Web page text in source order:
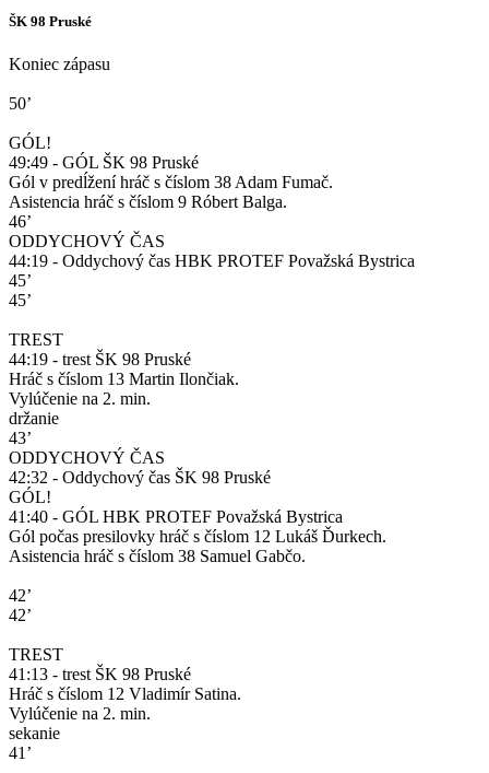
ŠK 98 Pruské
Koniec zápasu
50’
GÓL!
49:49 - GÓL ŠK 98 Pruské
Gól v predĺžení hráč s číslom 38 Adam Fumač.
Asistencia hráč s číslom 9 Róbert Balga.
46’
ODDYCHOVÝ ČAS
44:19 - Oddychový čas HBK PROTEF Považská Bystrica
45’
45’
TREST
44:19 - trest ŠK 98 Pruské
Hráč s číslom 13 Martin Ilončiak.
Vylúčenie na 2. min.
držanie
43’
ODDYCHOVÝ ČAS
42:32 - Oddychový čas ŠK 98 Pruské
GÓL!
41:40 - GÓL HBK PROTEF Považská Bystrica
Gól počas presilovky hráč s číslom 12 Lukáš Ďurkech.
Asistencia hráč s číslom 38 Samuel Gabčo.
42’
42’
TREST
41:13 - trest ŠK 98 Pruské
Hráč s číslom 12 Vladimír Satina.
Vylúčenie na 2. min.
sekanie
41’